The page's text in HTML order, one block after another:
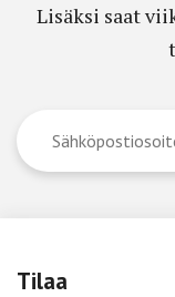
Lisäksi saat
Tilaa